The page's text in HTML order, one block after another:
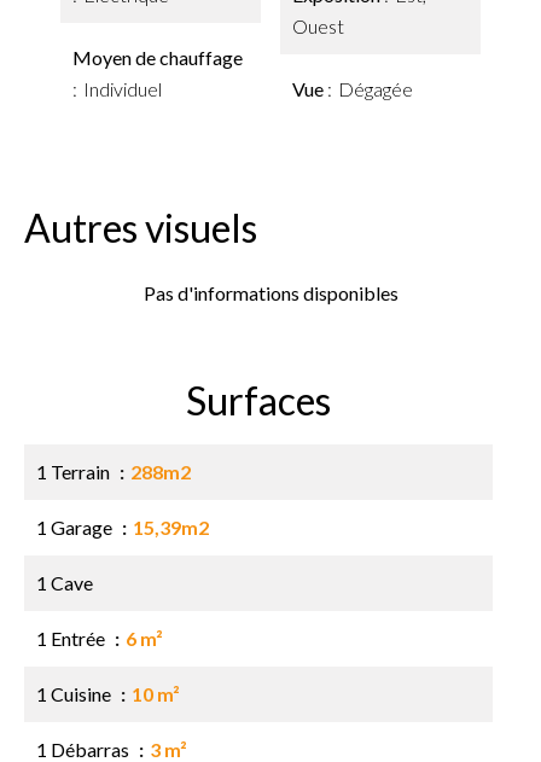
Moyen de chauffage
Individuel
Ouest
Vue Dégagée
Autres visuels
Pas d'informations disponibles
Surfaces
1 Terrain 288m2
1 Garage 15,39m2
1 Cave
1 Entrée 6 m²
1 Cuisine 10 m²
1 Débarras 3 m²